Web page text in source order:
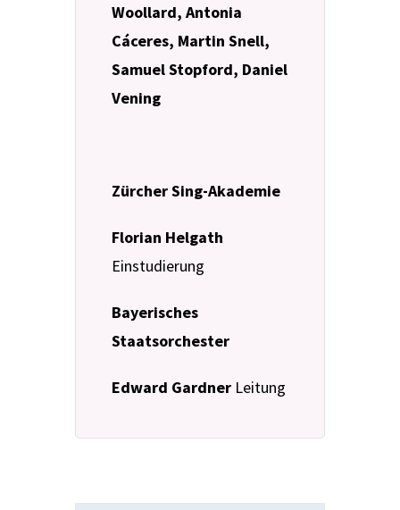
Woollard, Antonia
Cáceres, Martin Snell,
Samuel Stopford, Daniel
Vening
Zürcher Sing-Akademie
Florian Helgath
Einstudierung
Bayerisches
Staatsorchester
Edward Gardner Leitung